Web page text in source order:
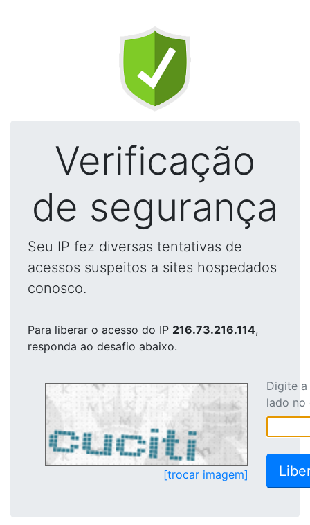
Verificação
de segurança
Seu IP fez diversas tentativas de
acessos suspeitos a sites hospedados
conosco.
Para liberar o acesso do IP 216.73.216.114,
responda ao desafio abaixo.
[trocar imagem]
Digite
lado no